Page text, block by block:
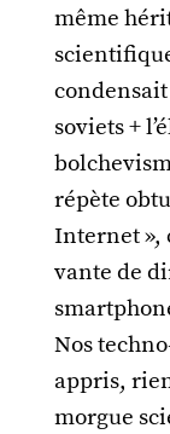
même
condensait
soviets +
répète
Internet »,
vante de
Nos
appris,
morgue